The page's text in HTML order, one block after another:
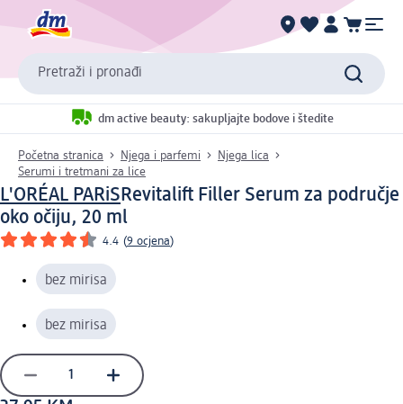
Pretraži i pronađi
dm active beauty: sakupljajte bodove i štedite
Početna stranica Njega i parfemi
Njega lica
Serumi i tretmani za lice
L'ORÉAL PARiSRevitalift Filler Serum za područje
oko očiju, 20 ml
4.4 (9 ocjena)
bez mirisa
bez mirisa